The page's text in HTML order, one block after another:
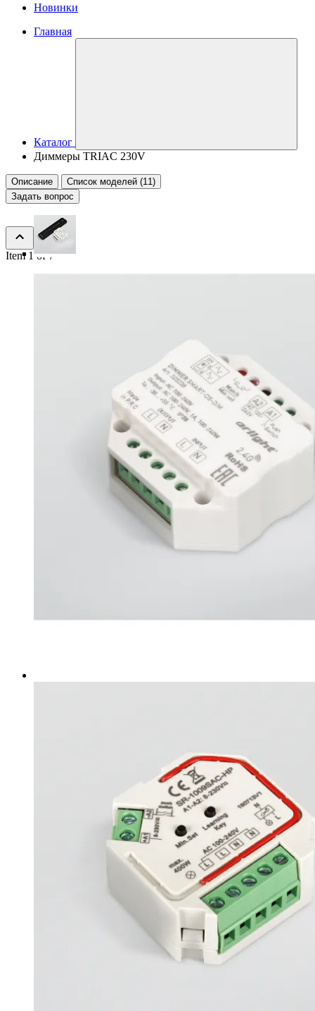
Новинки
Главная
Каталог
Диммеры TRIAC 230V
Описание
Список моделей (11)
Задать вопрос
Item 1 of 7